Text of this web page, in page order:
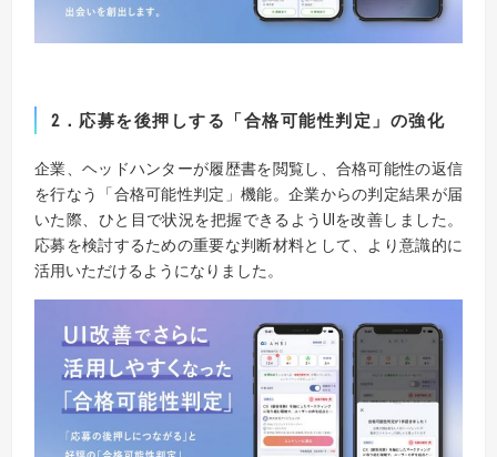
2 ．応募を後押しする「合格可能性判定」の強化
企業、ヘッドハンターが履歴書を閲覧し、合格可能性の返信
を行なう「合格可能性判定」機能。企業からの判定結果が届
いた際、ひと目で状況を把握できるようUIを改善しました。
応募を検討するための重要な判断材料として、より意識的に
活用いただけるようになりました。